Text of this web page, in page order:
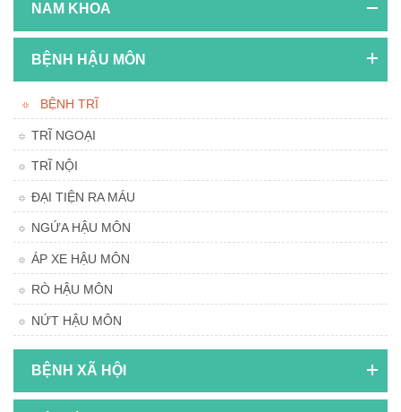
NAM KHOA
BỆNH HẬU MÔN
BỆNH TRĨ
TRĨ NGOẠI
TRĨ NỘI
ĐẠI TIỆN RA MÁU
NGỨA HẬU MÔN
ÁP XE HẬU MÔN
RÒ HẬU MÔN
NỨT HẬU MÔN
BỆNH XÃ HỘI